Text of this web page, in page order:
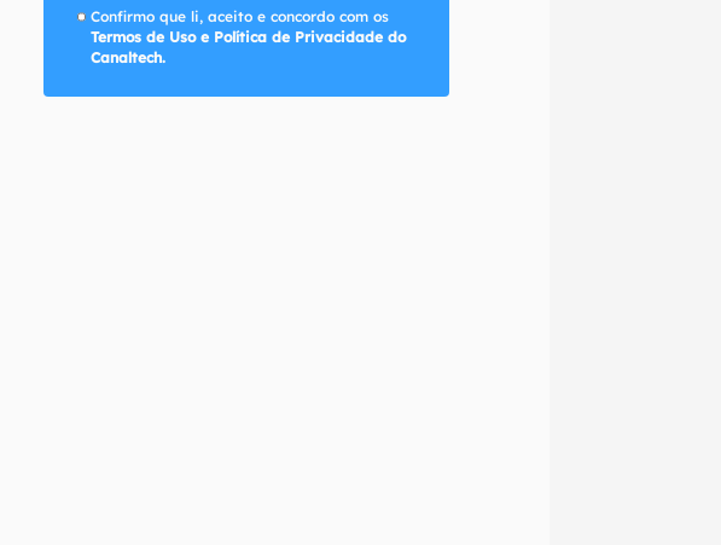
Confirmo que li, aceito e concordo com os
Termos de Uso e Política de Privacidade do
Canaltech.